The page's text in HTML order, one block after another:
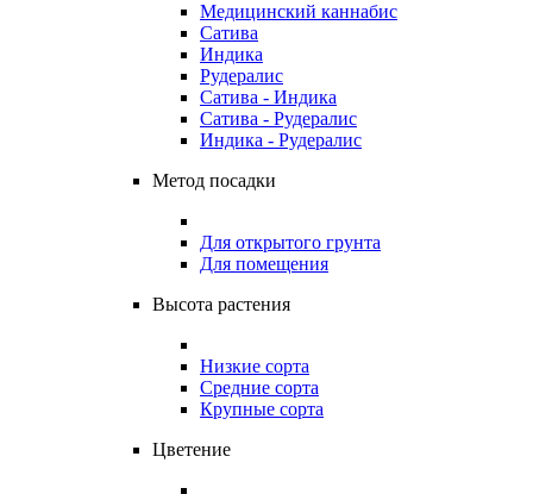
Медицинский каннабис
Сатива
Индика
Рудералис
Сатива - Индика
Сатива - Рудералис
Индика - Рудералис
Метод посадки
Для открытого грунта
Для помещения
Высота растения
Низкие сорта
Средние сорта
Крупные сорта
Цветение